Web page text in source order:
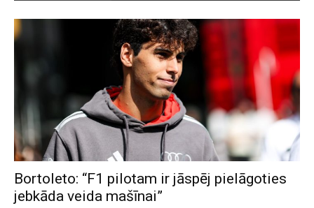
Bortoleto: “F1 pilotam ir jāspēj pielāgoties
jebkāda veida mašīnai”